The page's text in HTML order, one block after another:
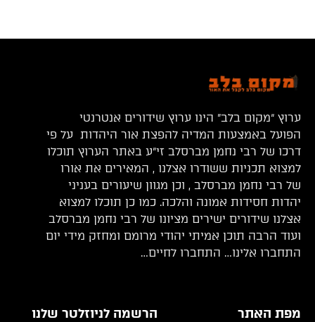
ערוץ “מקום בלב” הינו ערוץ שידורים אנטרנטי
הפועל באמצעות המדיה להפצת אור היהדות על פי
דרכו של רבי נחמן מברסלב זי”ע באתר הערוץ תוכלו
למצוא תכניות ששודרו אצלנו , המאירים את אורו
של רבי נחמן מברסלב , וכן מגוון שיעורים בעניני
יהדות חסידות אמונה והלכה. כמו כן תוכלו למצוא
אצלנו שידורים ישירים מציונו של רבי נחמן מברסלב
ועוד הרבה תוכן אמיתי יהודי מרומם ומחזק מידי יום
התחברו אלינו… התחברו לחיים…
מפת האתר הרשמה לניוזלטר שלנו